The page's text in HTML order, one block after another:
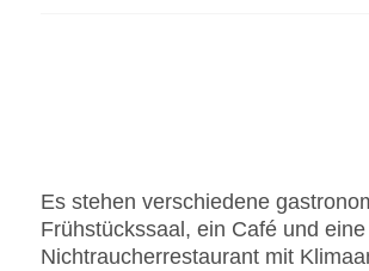
Zahlungsarten: Mastercard, Visa
Landeskategorie: 3 Sterne
Es stehen verschiedene
Frühstückssaal, ein Café und
Nichtraucherrestaurant mit